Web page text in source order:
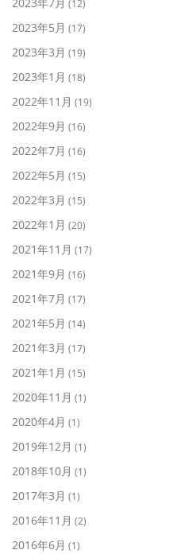
(12)
2023年5月 (17)
2023年3月 (19)
2023年1月 (18)
2022年11月 (19)
2022年9月 (16)
2022年7月 (16)
2022年5月 (15)
2022年3月 (15)
2022年1月 (20)
2021年11月 (17)
2021年9月 (16)
2021年7月 (17)
2021年5月 (14)
2021年3月 (17)
2021年1月 (15)
2020年11月 (1)
2020年4月 (1)
2019年12月 (1)
2018年10月 (1)
2017年3月 (1)
2016年11月 (2)
2016年6月 (1)